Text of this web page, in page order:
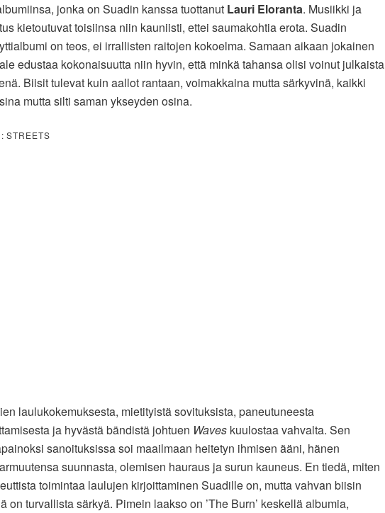
jonka on Suadin kanssa tuottanut Lauri Eloranta. Musiikki ja
kietoutuvat toisiinsa niin kauniisti, ettei saumakohtia erota. Suadin
on teos, ei irrallisten raitojen kokoelma. Samaan aikaan jokainen
edustaa kokonaisuutta niin hyvin, että minkä tahansa olisi voinut julkaista
Biisit tulevat kuin aallot rantaan, voimakkaina mutta särkyvinä, kaikki
mutta silti saman ykseyden osina.
STREETS
laulukokemuksesta, mietityistä sovituksista, paneutuneesta
ja hyvästä bändistä johtuen Waves kuulostaa vahvalta. Sen
sanoituksissa soi maailmaan heitetyn ihmisen ääni, hänen
suunnasta, olemisen hauraus ja surun kauneus. En tiedä, miten
toimintaa laulujen kirjoittaminen Suadille on, mutta vahvan biisin
on turvallista särkyä. Pimein laakso on ’The Burn’ keskellä albumia,